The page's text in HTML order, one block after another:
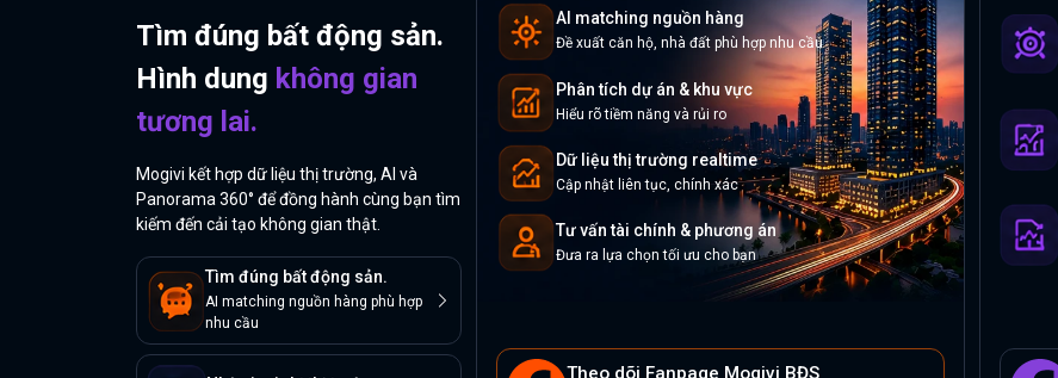
Tìm đúng bất động sản.
Hình dung không gian
tương lai.
Mogivi kết hợp dữ liệu thị trường, AI và
Panorama 360° để đồng hành cùng bạn tìm
kiếm đến cải tạo không gian thật.
Tìm đúng bất động sản.
AI matching nguồn hàng phù hợp
nhu cầu
AI matching nguồn hàng
Đề xuất căn hộ, nhà đất phù hợp nhu cầu
Phân tích dự án & khu vực
Hiểu rõ tiềm năng và rủi ro
Dữ liệu thị trường realtime
Cập nhật liên tục, chính xác
Tư vấn tài chính & phương án
Đưa ra lựa chọn tối ưu cho bạn
Theo dõi Fanpage Mogivi BĐS